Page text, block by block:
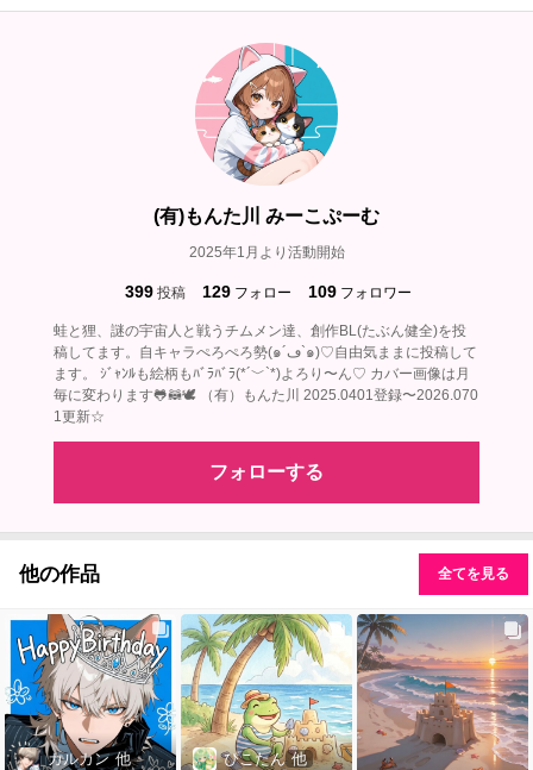
(有)もんた川 みーこぷーむ
2025年1月より活動開始
399 投稿 129 フォロー 109 フォロワー
蛙と狸、謎の宇宙人と戦うチムメン達、創作BL(たぶん健全)を投
稿してます。自キャラぺろぺろ勢(๑´ڡ`๑)♡自由気ままに投稿して
ます。 ｼﾞｬﾝﾙも絵柄もﾊﾞﾗﾊﾞﾗ(*´﹀`*)よろり〜ん♡ カバー画像は月
毎に変わります🐸🦝🕊‎ （有）もんた川 2025.0401登録〜2026.070
1更新☆
フォローする
他の作品 全てを見る
カルカン 他 ぴこたん 他